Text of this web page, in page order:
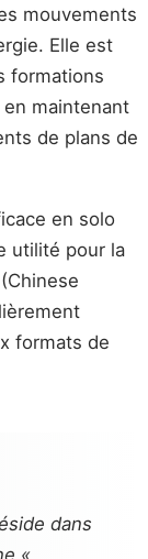
mouvements
Elle est
formations
maintenant
de plans de
en solo
utilité pour la
formats de
dans
«